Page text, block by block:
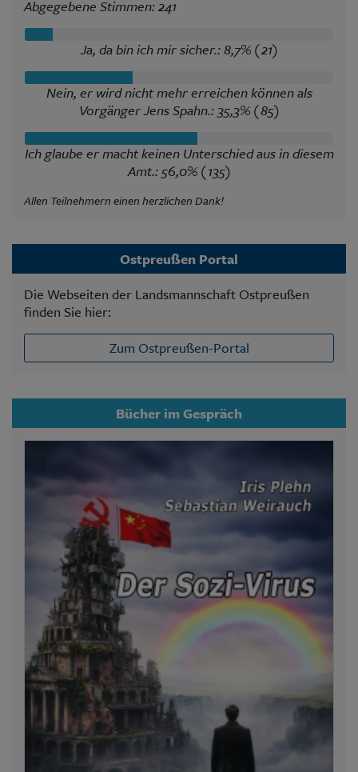
Abgegebene Stimmen: 241
Ja, da bin ich mir sicher.: 8,7% (21)
Nein, er wird nicht mehr erreichen können als
Vorgänger Jens Spahn.: 35,3% (85)
Ich glaube er macht keinen Unterschied aus in diesem
Amt.: 56,0% (135)
Allen Teilnehmern einen herzlichen Dank!
Ostpreußen Portal
Die Webseiten der Landsmannschaft Ostpreußen
finden Sie hier:
Zum Ostpreußen-Portal
Bücher im Gespräch